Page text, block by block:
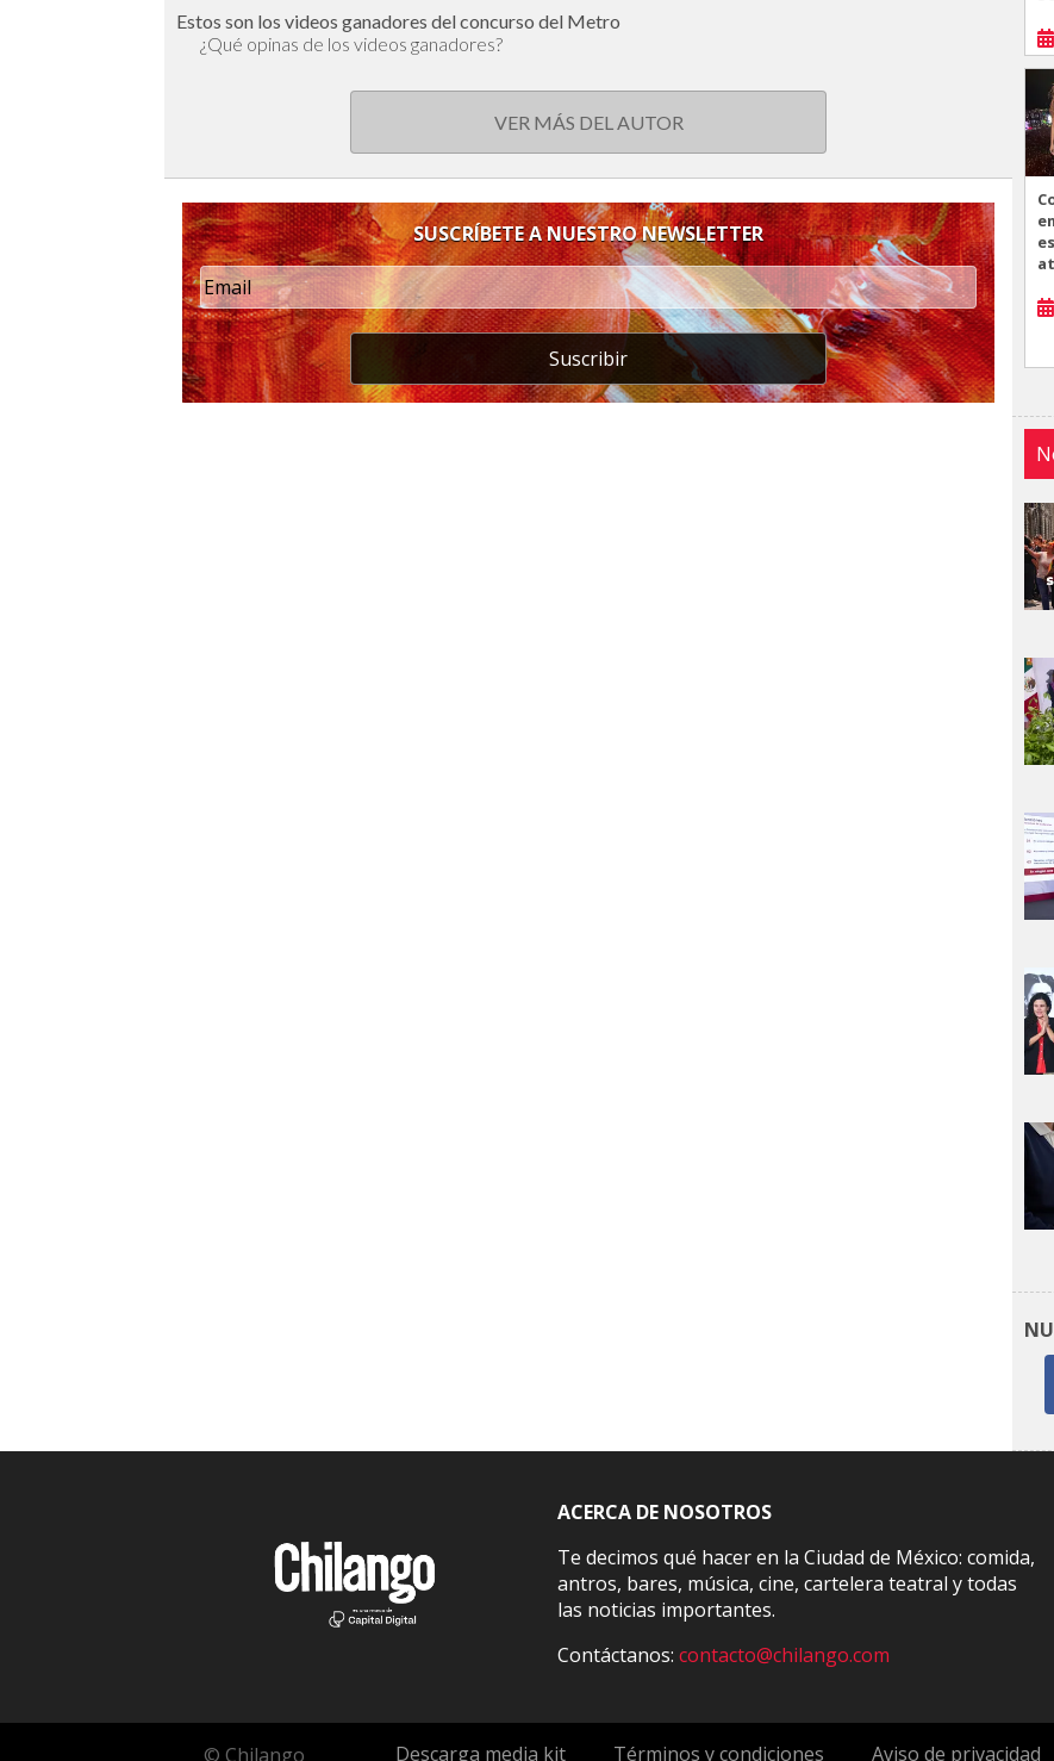
Estos son los videos ganadores del concurso del Metro
¿Qué opinas de los videos ganadores?
VER MÁS DEL AUTOR
SUSCRÍBETE A NUESTRO NEWSLETTER
Suscribir
ACERCA DE NOSOTROS
Te decimos qué hacer en la Ciudad de México: comida,
antros, bares, música, cine, cartelera teatral y todas
las noticias importantes.
Contáctanos:contacto@chilango.com
© Chilango Descarga media kit Términos y condiciones Aviso de privacidad